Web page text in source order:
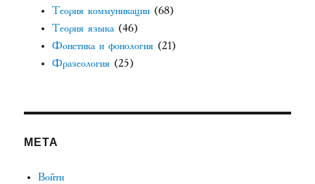
Теория коммуникации (68)
Теория языка (46)
Фонетика и фонология (21)
Фразеология (25)
МЕТА
Войти